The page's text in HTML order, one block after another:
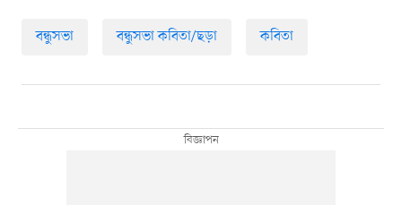
বন্ধুসভা বন্ধুসভা কবিতা/ছড়া কবিতা